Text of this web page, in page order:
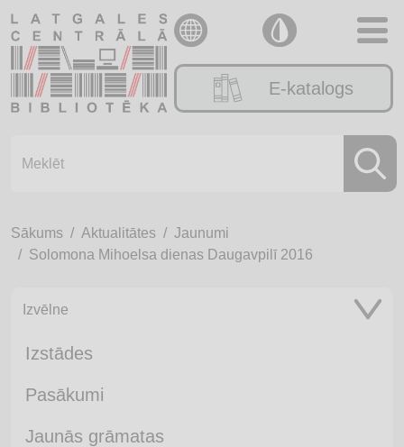
E-katalogs
Sākums Aktualitātes
Jaunumi
Solomona Mihoelsa dienas Daugavpilī 2016
Izvēlne
Izstādes
Pasākumi
Jaunās grāmatas